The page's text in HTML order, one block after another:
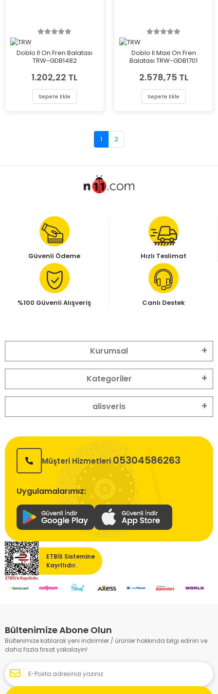
Doblo II On Fren Balatası
TRW-GDB1482
1.202,22 TL
Sepete Ekle
Doblo II Maxi On Fren
Balatası TRW-GDB1701
2.578,75 TL
Sepete Ekle
1 2
Güvenli Ödeme Hızlı Teslimat
%100 Güvenli Alışveriş Canlı Destek
Kurumsal
Kategoriler
alisveris
Müşteri Hizmetleri 05304586263
Uygulamalarımız:
ETBİS Sistemine
Kayıtlıdır.
Bültenimize Abone Olun
Bültenimize katılarak yeni indirimler / ürünler hakkında bilgi edinin ve
daha fazla fırsat yakalayın!